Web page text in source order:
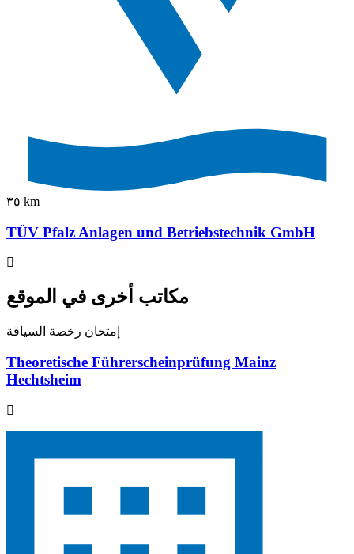
٣٥ km
TÜV Pfalz Anlagen und Betriebstechnik GmbH
مكاتب أخرى في الموقع
إمتحان رخصة السياقة
Theoretische Führerscheinprüfung Mainz
Hechtsheim